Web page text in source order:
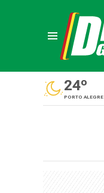
24º
PORTO ALEGRE